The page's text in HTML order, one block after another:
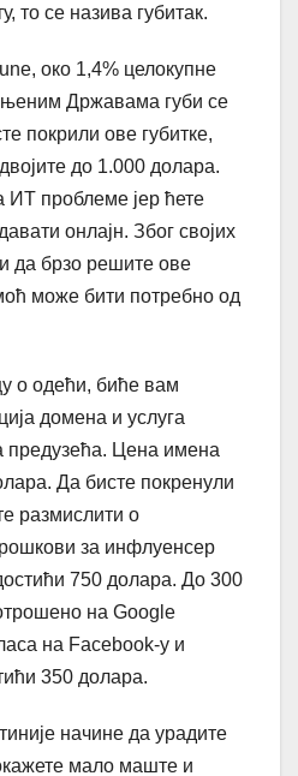
то се назива губитак.
око 1,4% целокупне
Државама губи се
покрили ове губитке,
до 1.000 долара.
проблеме јер ћете
онлајн. Због својих
да брзо решите ове
може бити потребно од
о одећи, биће вам
домена и услуга
предузећа. Цена имена
Да бисте покренули
размислити о
за инфлуенсер
750 долара. До 300
на Google
на Facebook-у и
350 долара.
начине да урадите
мало маште и